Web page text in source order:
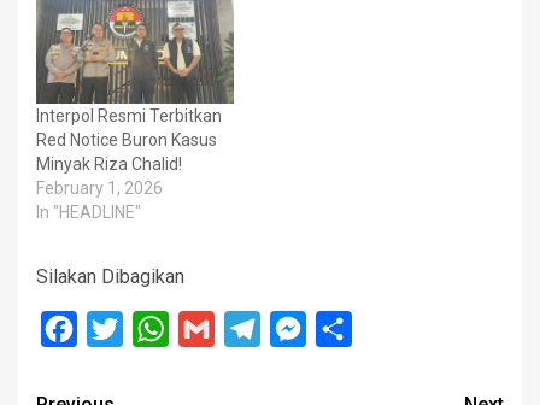
Interpol Resmi Terbitkan
Red Notice Buron Kasus
Minyak Riza Chalid!
February 1, 2026
In "HEADLINE"
Silakan Dibagikan
Facebook
Twitter WhatsApp
Gmail TelegramMessenger